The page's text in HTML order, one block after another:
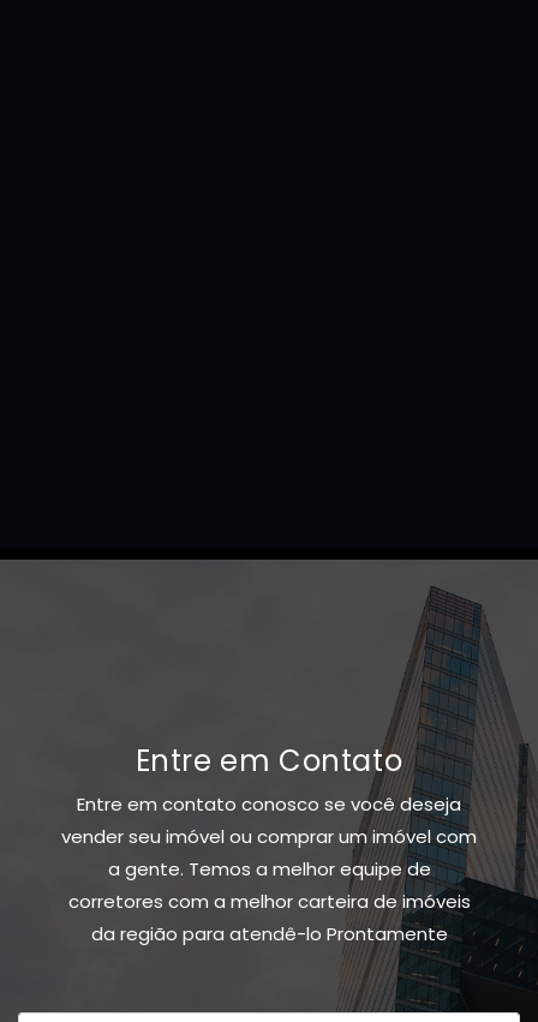
Entre em Contato
Entre em contato conosco se você deseja
vender seu imóvel ou comprar um imóvel com
a gente. Temos a melhor equipe de
corretores com a melhor carteira de imóveis
da região para atendê-lo Prontamente